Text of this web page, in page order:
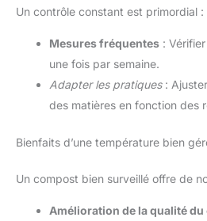
Un contrôle constant est primordial :
Mesures fréquentes :
une fois par semaine.
Adapter les pratiques: Ajuster
des matières en fonction des
Bienfaits d’une température bien
Un compost bien surveillé offre de
Amélioration de la qualité